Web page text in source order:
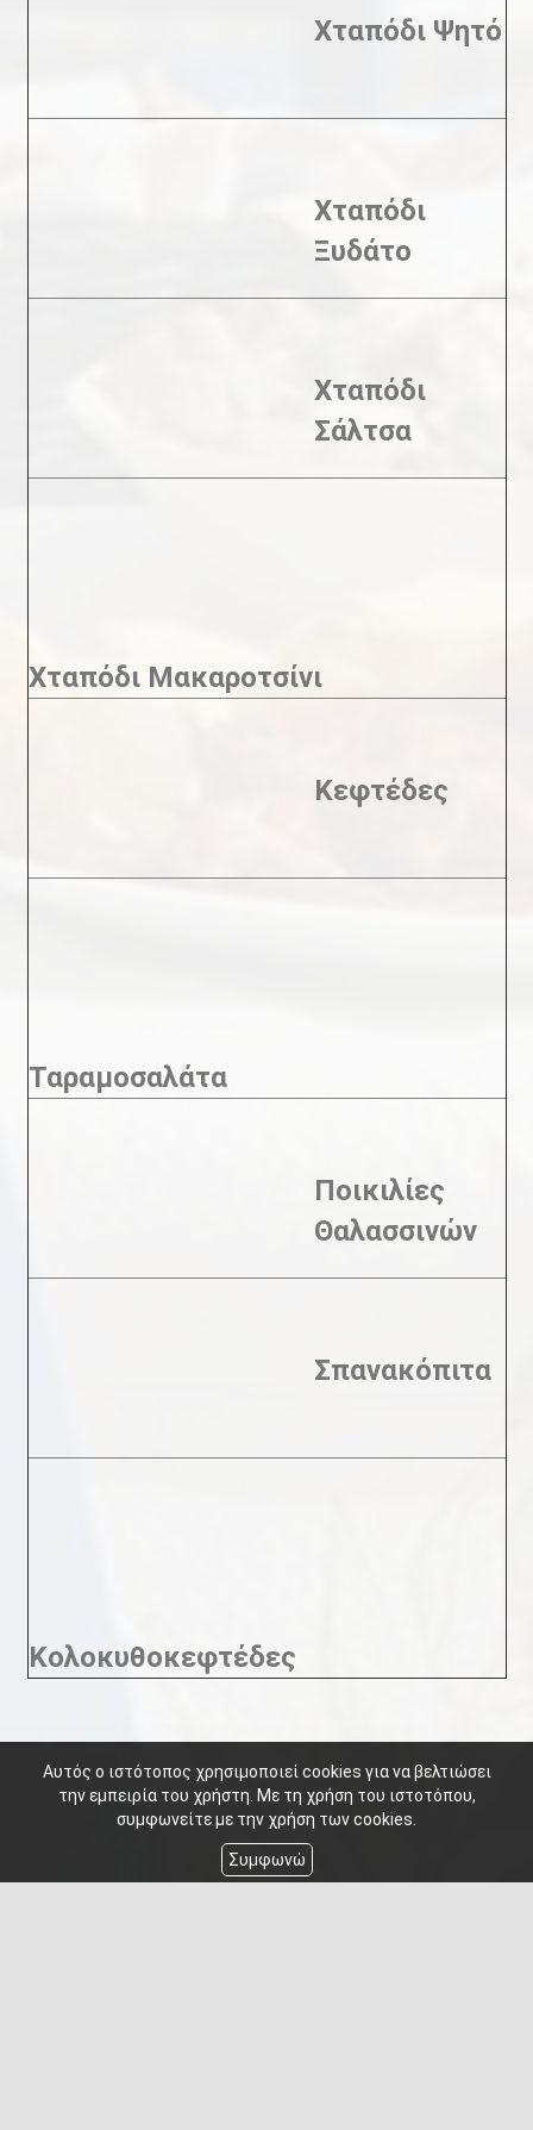
Χταπόδι Ψητό
Χταπόδι
Ξυδάτο
Χταπόδι
Σάλτσα
Χταπόδι Μακαροτσίνι
Κεφτέδες
Ταραμοσαλάτα
Ποικιλίες
Θαλασσινών
Σπανακόπιτα
Κολοκυθοκεφτέδες
Αυτός ο ιστότοπος χρησιμοποιεί cookies για να βελτιώσει
την εμπειρία του χρήστη. Με τη χρήση του ιστοτόπου,
συμφωνείτε με την χρήση των cookies.
Συμφωνώ